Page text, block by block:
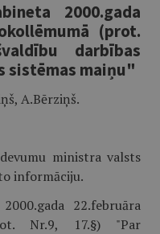
2000.gada
(prot.
darbības
sistēmas maiņu"
A.Bērziņš.
ministra valsts
informāciju.
22.februāra
Nr.9, 17.§) "Par